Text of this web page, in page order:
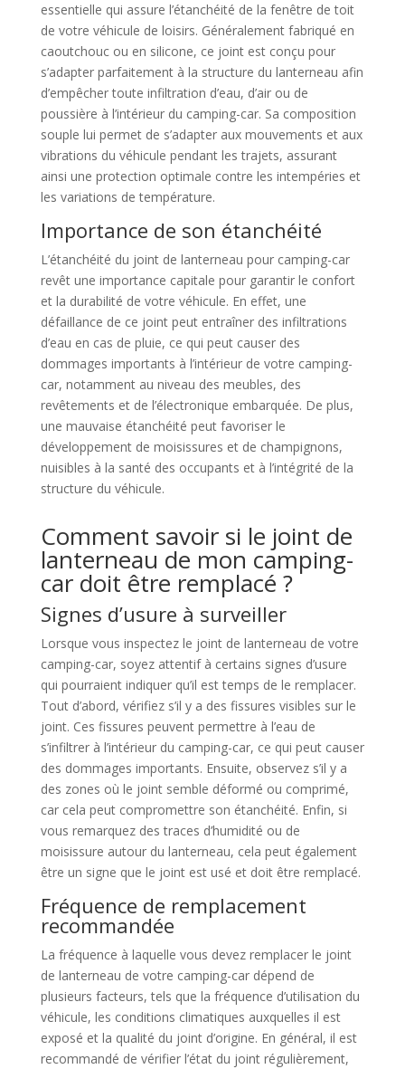
essentielle qui assure l’étanchéité de la fenêtre de toit
de votre véhicule de loisirs. Généralement fabriqué en
caoutchouc ou en silicone, ce joint est conçu pour
s’adapter parfaitement à la structure du lanterneau afin
d’empêcher toute infiltration d’eau, d’air ou de
poussière à l’intérieur du camping-car. Sa composition
souple lui permet de s’adapter aux mouvements et aux
vibrations du véhicule pendant les trajets, assurant
ainsi une protection optimale contre les intempéries et
les variations de température.
Importance de son étanchéité
L’étanchéité du joint de lanterneau pour camping-car
revêt une importance capitale pour garantir le confort
et la durabilité de votre véhicule. En effet, une
défaillance de ce joint peut entraîner des infiltrations
d’eau en cas de pluie, ce qui peut causer des
dommages importants à l’intérieur de votre camping-
car, notamment au niveau des meubles, des
revêtements et de l’électronique embarquée. De plus,
une mauvaise étanchéité peut favoriser le
développement de moisissures et de champignons,
nuisibles à la santé des occupants et à l’intégrité de la
structure du véhicule.
Comment savoir si le joint de
lanterneau de mon camping-
car doit être remplacé ?
Signes d’usure à surveiller
Lorsque vous inspectez le joint de lanterneau de votre
camping-car, soyez attentif à certains signes d’usure
qui pourraient indiquer qu’il est temps de le remplacer.
Tout d’abord, vérifiez s’il y a des fissures visibles sur le
joint. Ces fissures peuvent permettre à l’eau de
s’infiltrer à l’intérieur du camping-car, ce qui peut causer
des dommages importants. Ensuite, observez s’il y a
des zones où le joint semble déformé ou comprimé,
car cela peut compromettre son étanchéité. Enfin, si
vous remarquez des traces d’humidité ou de
moisissure autour du lanterneau, cela peut également
être un signe que le joint est usé et doit être remplacé.
Fréquence de remplacement
recommandée
La fréquence à laquelle vous devez remplacer le joint
de lanterneau de votre camping-car dépend de
plusieurs facteurs, tels que la fréquence d’utilisation du
véhicule, les conditions climatiques auxquelles il est
exposé et la qualité du joint d’origine. En général, il est
recommandé de vérifier l’état du joint régulièrement,